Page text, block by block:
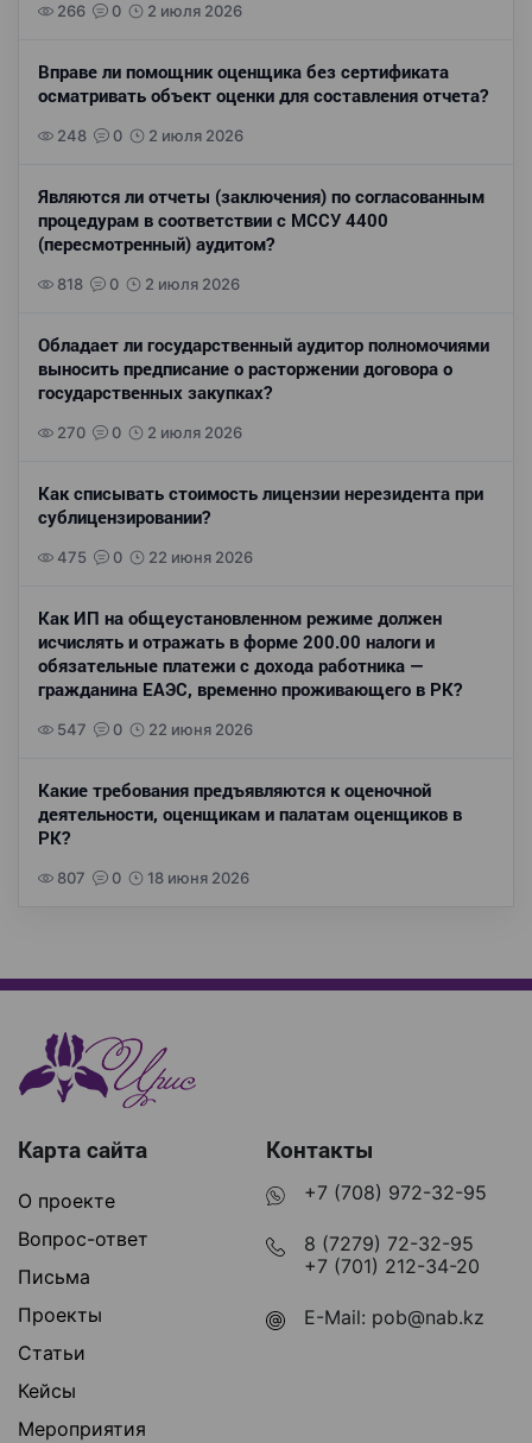
266 0 2 июля 2026
Вправе ли помощник оценщика без сертификата
осматривать объект оценки для составления отчета?
248 0 2 июля 2026
Являются ли отчеты (заключения) по согласованным
процедурам в соответствии с МССУ 4400
(пересмотренный) аудитом?
818 0 2 июля 2026
Обладает ли государственный аудитор полномочиями
выносить предписание о расторжении договора о
государственных закупках?
270 0 2 июля 2026
Как списывать стоимость лицензии нерезидента при
сублицензировании?
475 0 22 июня 2026
Как ИП на общеустановленном режиме должен
исчислять и отражать в форме 200.00 налоги и
обязательные платежи с дохода работника —
гражданина ЕАЭС, временно проживающего в РК?
547 0 22 июня 2026
Какие требования предъявляются к оценочной
деятельности, оценщикам и палатам оценщиков в
РК?
807 0 18 июня 2026
Карта сайта
О проекте
Вопрос-ответ
Письма
Проекты
Статьи
Кейсы
Мероприятия
Контакты
+7 (708) 972-32-95
8 (7279) 72-32-95
+7 (701) 212-34-20
E-Mail: pob@nab.kz